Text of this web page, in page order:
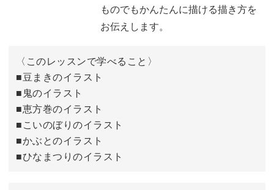
10:21
祖父母を描く
完成♪
ものでもかんたんに描ける描き方を
お伝えします。
〈このレッスンで学べること〉
■豆まきのイラスト
■鬼のイラスト
■恵方巻のイラスト
■こいのぼりのイラスト
■かぶとのイラスト
■ひなまつりのイラスト